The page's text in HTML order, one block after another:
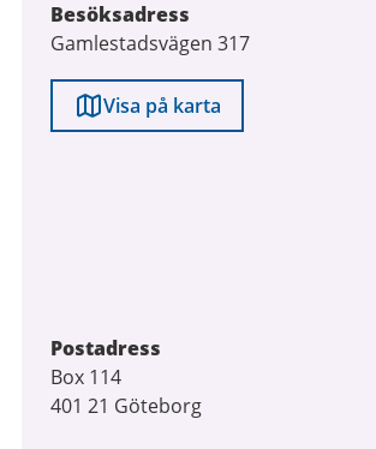
Besöksadress
Gamlestadsvägen 317
Visa på karta
Postadress
Box 114
401 21 Göteborg